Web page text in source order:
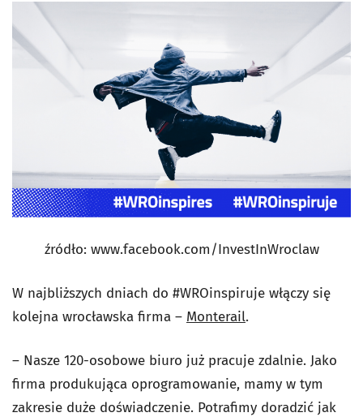
źródło: www.facebook.com/InvestInWroclaw
W najbliższych dniach do #WROinspiruje włączy się
kolejna wrocławska firma – Monterail.
– Nasze 120-osobowe biuro już pracuje zdalnie. Jako
firma produkująca oprogramowanie, mamy w tym
zakresie duże doświadczenie. Potrafimy doradzić jak